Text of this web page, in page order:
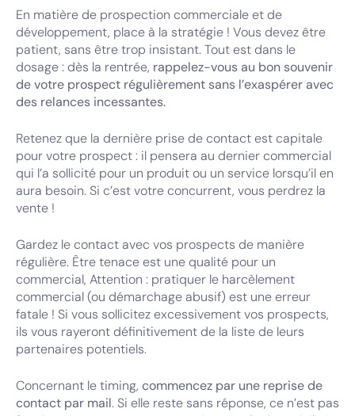
En matière de prospection commerciale et de
développement, place à la stratégie ! Vous devez être
patient, sans être trop insistant. Tout est dans le
dosage : dès la rentrée, rappelez-vous au bon souvenir
de votre prospect régulièrement sans l’exaspérer avec
des relances incessantes.
Retenez que la dernière prise de contact est capitale
pour votre prospect : il pensera au dernier commercial
qui l’a sollicité pour un produit ou un service lorsqu’il en
aura besoin. Si c’est votre concurrent, vous perdrez la
vente !
Gardez le contact avec vos prospects de manière
régulière. Être tenace est une qualité pour un
commercial, Attention : pratiquer le harcèlement
commercial (ou démarchage abusif) est une erreur
fatale ! Si vous sollicitez excessivement vos prospects,
ils vous rayeront définitivement de la liste de leurs
partenaires potentiels.
Concernant le timing, commencez par une reprise de
contact par mail. Si elle reste sans réponse, ce n’est pas